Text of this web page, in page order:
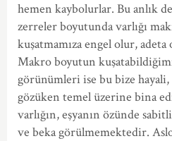
hemen kaybolurlar. Bu anlık
zerreler boyutunda varlığı
kuşatmamıza engel olur,
Makro boyutun
görünümleri ise bu bize hayali,
gözüken temel üzerine bina
varlığın, eşyanın özünde
ve beka görülmemektedir.